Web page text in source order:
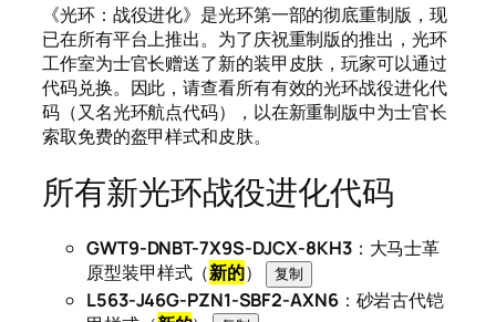
《光环：战役进化》是光环第一部的彻底重制版，现
已在所有平台上推出。为了庆祝重制版的推出，光环
工作室为士官长赠送了新的装甲皮肤，玩家可以通过
代码兑换。因此，请查看所有有效的光环战役进化代
码（又名光环航点代码），以在新重制版中为士官长
索取免费的盔甲样式和皮肤。
所有新光环战役进化代码
GWT9-DNBT-7X9S-DJCX-8KH3：大马士革
原型装甲样式（新的） 复制
L563-J46G-PZN1-SBF2-AXN6：砂岩古代铠